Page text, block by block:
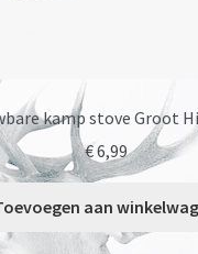
kamp stove Groot
€6,99
aan